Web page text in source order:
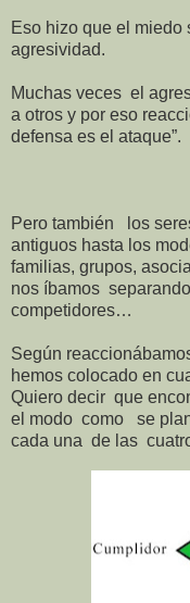
Eso hizo que el miedo
agresividad.
Muchas veces el
a otros y por eso
defensa es el ataque”.
Pero también
los
antiguos hasta los
familias, grupos,
nos íbamos separando
competidores…
Según
hemos colocado en
Quiero decir que
el modo como
se
cada una de las